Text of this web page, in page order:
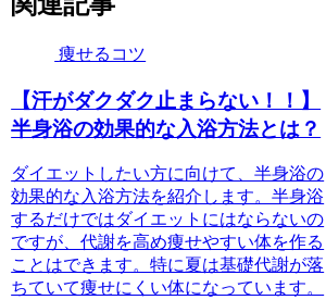
痩せるコツ
【汗がダクダク止まらない！！】
半身浴の効果的な入浴方法とは？
ダイエットしたい方に向けて、半身浴の
効果的な入浴方法を紹介します。半身浴
するだけではダイエットにはならないの
ですが、代謝を高め痩せやすい体を作る
ことはできます。特に夏は基礎代謝が落
ちていて痩せにくい体になっています。